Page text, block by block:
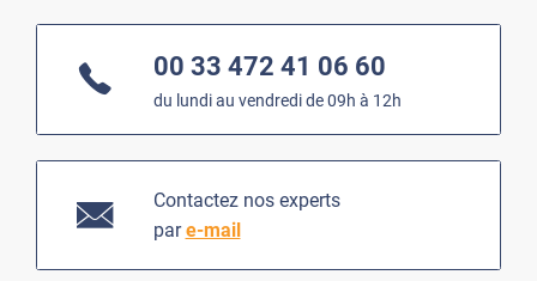
00 33 472 41 06 60
du lundi au vendredi de 09h à 12h
Contactez nos experts
pare-mail